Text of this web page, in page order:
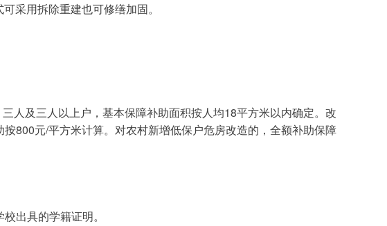
采用拆除重建也可修缮加固。
800元/平方米计算。对农村新增低保户危房改造的，全额补助保障
出具的学籍证明。